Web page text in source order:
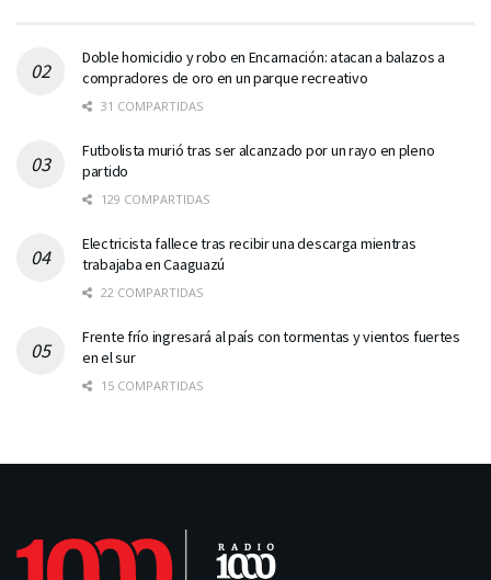
Doble homicidio y robo en Encarnación: atacan a balazos a
compradores de oro en un parque recreativo
31 COMPARTIDAS
Futbolista murió tras ser alcanzado por un rayo en pleno
partido
129 COMPARTIDAS
Electricista fallece tras recibir una descarga mientras
trabajaba en Caaguazú
22 COMPARTIDAS
Frente frío ingresará al país con tormentas y vientos fuertes
en el sur
15 COMPARTIDAS